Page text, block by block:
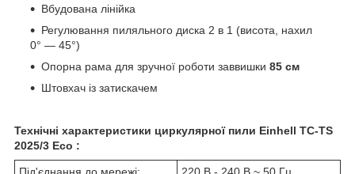
Вбудована лінійка
Регулювання пиляльного диска 2 в 1 (висота, нахил
0° — 45°)
Опорна рама для зручної роботи заввишки 85 см
Штовхач із затискачем
Технічні характеристики циркулярної пили Einhell TC-TS
2025/3 Eco :
Під'єднання до мережі:
220 В - 240 В ~ 50 Гц